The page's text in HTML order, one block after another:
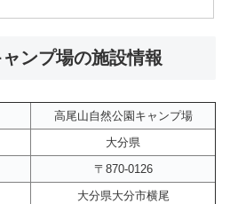
ンプ場の施設情報
高尾山自然公園キャンプ場
大分県
〒870-0126
大分県大分市横尾